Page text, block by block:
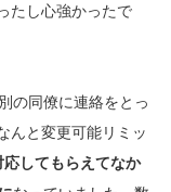
たし心強かったで
の同僚に連絡をとっ
んと変更可能リミッ
応してもらえてなか